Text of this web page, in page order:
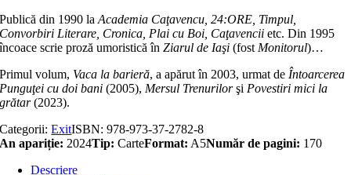
Publică din 1990 la Academia Caţavencu, 24:ORE, Timpul,
Convorbiri Literare, Cronica, Plai cu Boi, Caţavenciietc. Din 1995
încoace scrie proză umoristică înZiarul de Iaşi(fost Monitorul)…
Primul volum, Vaca la barieră, a apă­rut în 2003, urmat de Întoarcerea
Punguţei cu doi bani(2005), Mersul Trenurilorşi Povestiri mici la
grătar(2023).
Categorii:ExitISBN:978-973-37-2782-8
An apariție: 2024Tip: CarteFormat: A5Număr de pagini: 170
Descriere